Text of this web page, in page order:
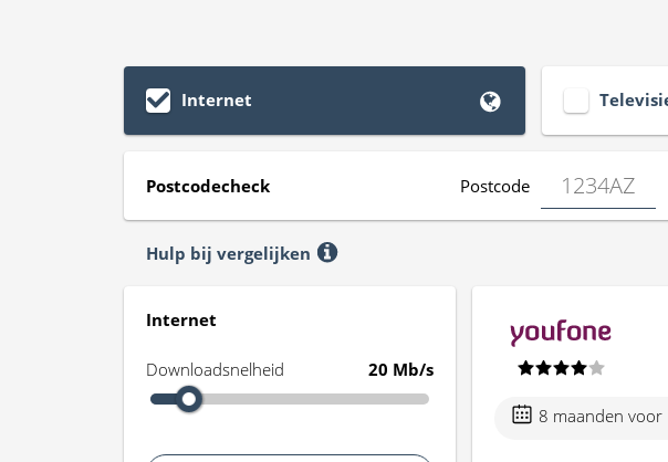
Internet
Postcodecheck Postcode
Hulp bij vergelijken
Internet
Downloadsnelheid 20 Mb/s
8 maanden voor